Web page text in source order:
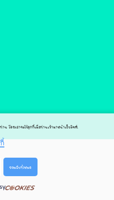
น โดยเราจะใช้คุกกี้เมื่อท่านเข้ามาหน้าเว็บไซต์.
ยอมรับทั้งหมด